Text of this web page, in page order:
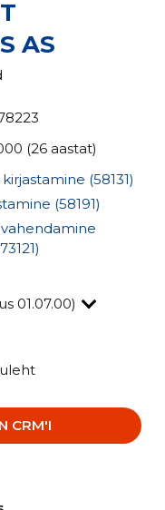
AS
(26 aastat)
(58131)
(58191)
01.07.00)
CRM'I